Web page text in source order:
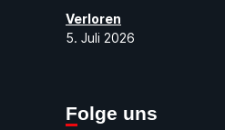
Verloren
5. Juli 2026
Folge uns